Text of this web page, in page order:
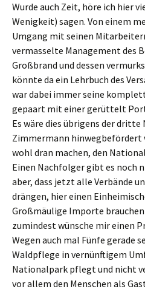
Wurde auch Zeit, höre ich hier
Wenigkeit) sagen. Von einem
Umgang mit seinen
vermasselte Management des
Großbrand und dessen
könnte da ein Lehrbuch des
war dabei immer seine
gepaart mit einer gerüttelt
Es wäre dies übrigens der
Zimmermann hinwegbefördert
wohl dran machen, den
Einen Nachfolger gibt es noch
aber, dass jetzt alle Verbände
drängen, hier einen
Großmäulige Importe
zumindest wünsche mir einen
Wegen auch mal Fünfe gerade
Waldpflege in vernünftigem
Nationalpark pflegt und nicht
vor allem den Menschen als